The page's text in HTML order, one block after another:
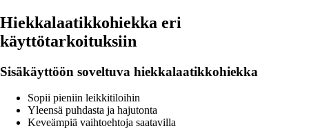
Hiekkalaatikkohiekka eri
käyttötarkoituksiin
Sisäkäyttöön soveltuva hiekkalaatikkohiekka
Sopii pieniin leikkitiloihin
Yleensä puhdasta ja hajutonta
Keveämpiä vaihtoehtoja saatavilla